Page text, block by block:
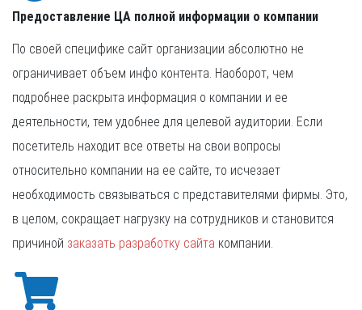
Предоставление ЦА полной информации о компании
По своей специфике сайт организации абсолютно не
ограничивает объем инфо контента. Наоборот, чем
подробнее раскрыта информация о компании и ее
деятельности, тем удобнее для целевой аудитории. Если
посетитель находит все ответы на свои вопросы
относительно компании на ее сайте, то исчезает
необходимость связываться с представителями фирмы. Это,
в целом, сокращает нагрузку на сотрудников и становится
причиной заказать разработку сайта компании.